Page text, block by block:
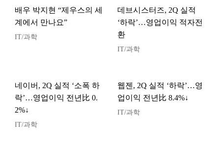
배우 박지현 “제우스의 세
계에서 만나요”
IT/과학
데브시스터즈, 2Q 실적
‘하락’…영업이익 적자전
환
IT/과학
네이버, 2Q 실적 ‘소폭 하
락’…영업이익 전년比 0.
2%↓
IT/과학
웹젠, 2Q 실적 ‘하락’…영
업이익 전년比 8.4%↓
IT/과학